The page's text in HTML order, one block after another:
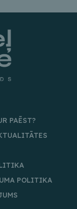
PAĒST?
POLITIKA